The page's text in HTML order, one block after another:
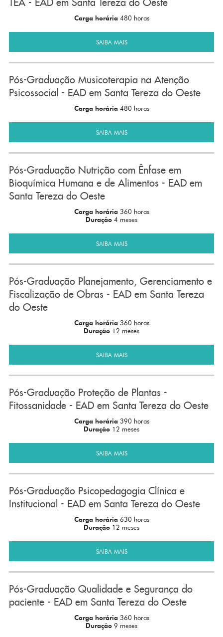
Carga horária 480 horas
SAIBA MAIS
Pós-Graduação Musicoterapia na Atenção
Psicossocial - EAD em Santa Tereza do Oeste
Carga horária 480 horas
SAIBA MAIS
Pós-Graduação Nutrição com Ênfase em
Bioquímica Humana e de Alimentos - EAD em
Santa Tereza do Oeste
Carga horária 360 horas
Duração 4 meses
SAIBA MAIS
Pós-Graduação Planejamento, Gerenciamento e
Fiscalização de Obras - EAD em Santa Tereza
do Oeste
Carga horária 360 horas
Duração 12 meses
SAIBA MAIS
Pós-Graduação Proteção de Plantas -
Fitossanidade - EAD em Santa Tereza do Oeste
Carga horária 390 horas
Duração 12 meses
SAIBA MAIS
Pós-Graduação Psicopedagogia Clínica e
Institucional - EAD em Santa Tereza do Oeste
Carga horária 630 horas
Duração 12 meses
SAIBA MAIS
Pós-Graduação Qualidade e Segurança do
paciente - EAD em Santa Tereza do Oeste
Carga horária 360 horas
Duração 9 meses